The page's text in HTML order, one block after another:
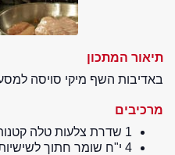
תיאור המתכון
באדיבות השף מיקי סויסה
מרכיבים
1 שדרת צלעות טלה קטנות
4 י"ח שומר חתוך לשישיות